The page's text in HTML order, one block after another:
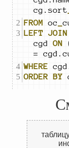
cg.sort
FROM oc
LEFT JOIN
cgd ON
=
WHERE
ORDER BY